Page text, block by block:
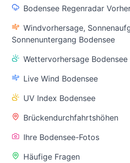
Bodensee Regenradar
Windvorhersage,
Sonnenuntergang Bodensee
Wettervorhersage Bodensee
Live Wind Bodensee
UV Index Bodensee
Brückendurchfahrtshöhen
Ihre Bodensee-Fotos
Häufige Fragen
(Konstanz)
Warnstatus
✅ Keine
Warnung